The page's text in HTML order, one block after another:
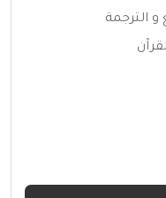
و الترجمة